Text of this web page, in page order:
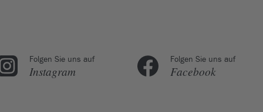
Folgen Sie uns auf
Instagram
Folgen Sie uns auf
Facebook